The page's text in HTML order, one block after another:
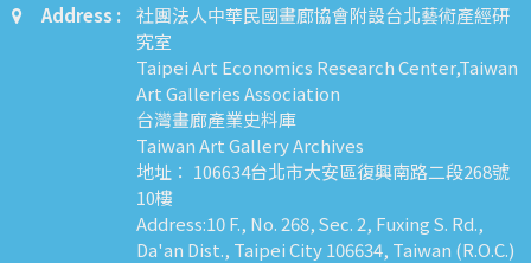
Address :
社團法人中華民國畫廊協會附設台北藝術產經研
究室
Taipei Art Economics Research Center,Taiwan
Art Galleries Association
台灣畫廊產業史料庫
Taiwan Art Gallery Archives
地址： 106634台北市大安區復興南路二段268號
10樓
Address:10 F., No. 268, Sec. 2, Fuxing S. Rd.,
Da'an Dist., Taipei City 106634, Taiwan (R.O.C.)